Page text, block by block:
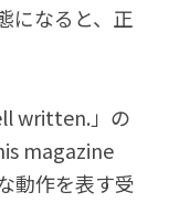
になると、正
written.」の
magazine
動作を表す受